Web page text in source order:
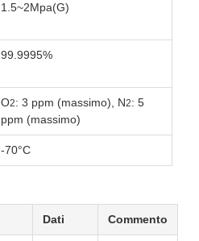
1.5~2Mpa(G)
99.9995%
O2: 3 ppm (massimo), N2: 5
ppm (massimo)
-70°C
Dati Commento